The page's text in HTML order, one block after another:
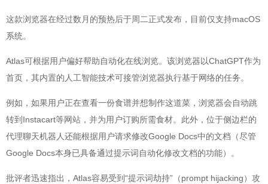
这款浏览器在经过数月的预热后于周二正式发布，目前仅支持macOS
系统。
Atlas可根据用户偏好帮助自动化在线浏览。该浏览器以ChatGPT作为
首页，其内置的人工智能技术可接管浏览器执行基于网络的任务。
例如，如果用户正在查看一份食谱并想制作这道菜，浏览器会自动跳
转到Instacart等网站，并为用户订购所需食材。此外，位于侧边栏的
代理聊天机器人还能根据用户请求修改Google Docs中的文档（尽管
Google Docs本身已具备通过提示词自动化修改文档的功能）。
批评者迅速指出，Atlas容易受到“提示词劫持”（prompt hijacking）攻